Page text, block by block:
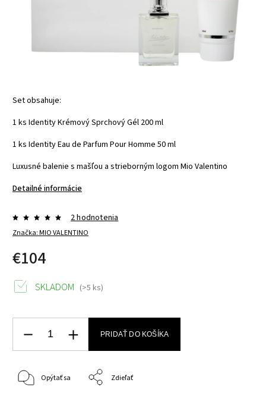
Set obsahuje:
1 ks Identity Krémový Sprchový Gél 200 ml
1 ks Identity Eau de Parfum Pour Homme 50 ml
Luxusné balenie s mašľou a strieborným logom Mio Valentino
Detailné informácie
Značka:MIO VALENTINO
2 hodnotenia
€104
SKLADOM (>5 ks)
PRIDAŤ DO KOŠÍKA
Opýtať sa Zdieľať